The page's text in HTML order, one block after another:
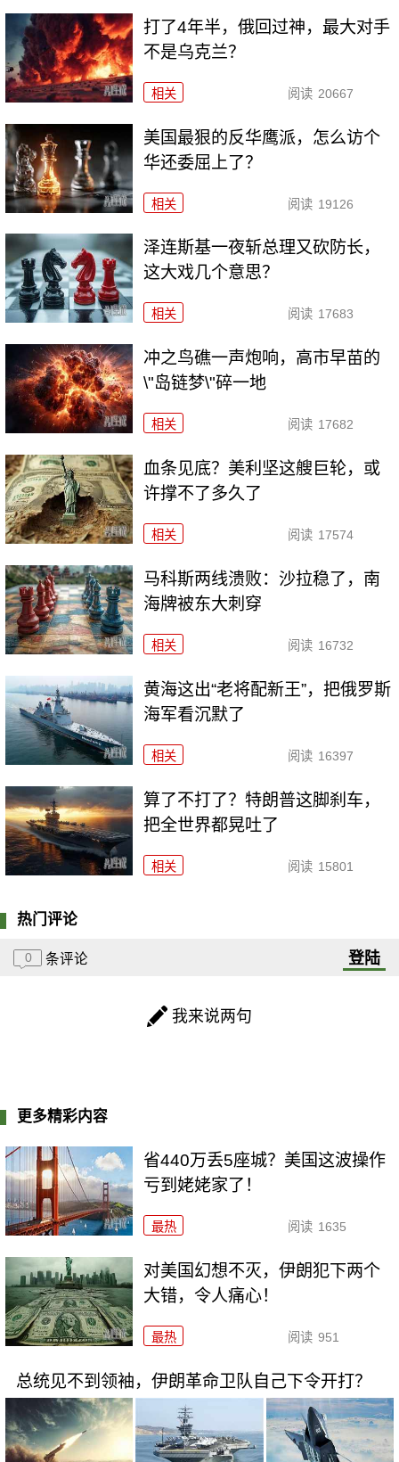
打了4年半，俄回过神，最大对手
不是乌克兰？
相关 阅读 20667
美国最狠的反华鹰派，怎么访个
华还委屈上了？
相关 阅读 19126
泽连斯基一夜斩总理又砍防长，
这大戏几个意思？
相关 阅读 17683
冲之鸟礁一声炮响，高市早苗的
\"岛链梦\"碎一地
相关 阅读 17682
血条见底？美利坚这艘巨轮，或
许撑不了多久了
相关 阅读 17574
马科斯两线溃败：沙拉稳了，南
海牌被东大刺穿
相关 阅读 16732
黄海这出“老将配新王”，把俄罗斯
海军看沉默了
相关 阅读 16397
算了不打了？特朗普这脚刹车，
把全世界都晃吐了
相关 阅读 15801
热门评论
0 条评论 登陆
我来说两句
更多精彩内容
省440万丢5座城？美国这波操作
亏到姥姥家了！
最热 阅读 1635
对美国幻想不灭，伊朗犯下两个
大错，令人痛心！
最热 阅读 951
总统见不到领袖，伊朗革命卫队自己下令开打？